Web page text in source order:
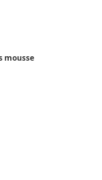
mousse